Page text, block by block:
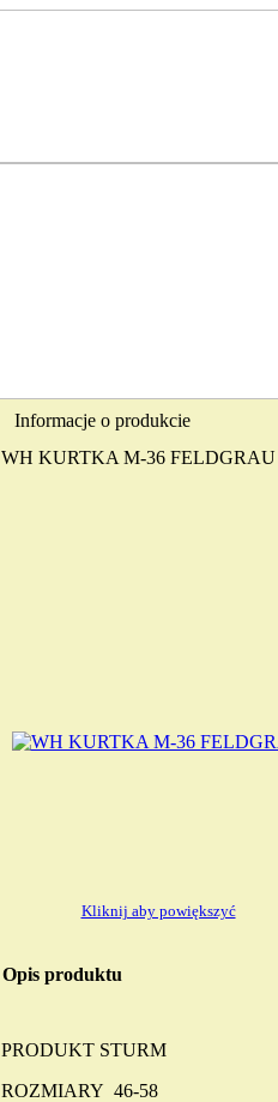
Informacje o produkcie
WH KURTKA M-36 FELDGRAU
Kliknij aby powiększyć
Opis produktu
PRODUKT STURM
ROZMIARY 46-58